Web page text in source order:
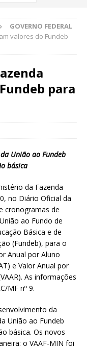
GOVERNO FEDERAL
valores do Fundeb
para
União ao Fundeb
básica
da Fazenda
no Diário Oficial da
cronogramas de
ao Fundo de
Básica e de
(Fundeb), para o
Anual por Aluno
e Valor Anual por
As informações
MF nº 9.
da
União ao Fundeb
básica. Os novos
o VAAF-MIN foi